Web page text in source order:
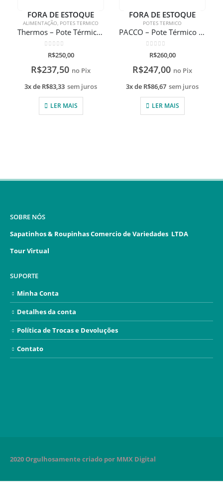
FORA DE ESTOQUE
ALIMENTAÇÃO, POTES TERMICO
Thermos – Pote Térmico 470ml Andes Coral com gravação a laser
de 5
R$250,00
R$237,50 no Pix
3x de R$83,33 sem juros
LER MAIS
FORA DE ESTOQUE
POTES TERMICO
PACCO – Pote Térmico Food Jar 350ml Fúcsia com gravação a laser
de 5
R$260,00
R$247,00 no Pix
3x de R$86,67 sem juros
LER MAIS
SOBRE NÓS
Sapatinhos & Roupinhas Comercio de Variedades LTDA
Tour Virtual
SUPORTE
Minha Conta
Detalhes da conta
Política de Trocas e Devoluções
Contato
2020 Orgulhosamente criado por MMX Digital